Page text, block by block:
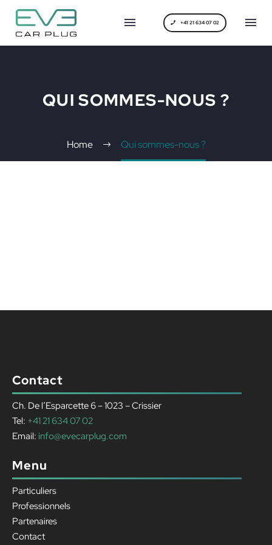
+41 21 634 07 02
QUI SOMMES-NOUS ?
Home Qui sommes-nous ?
Contact
Ch. De l’Esparcette 6 – 1023 – Crissier
Tel: +41 21 634 07 02
Email: info@evecarplug.com
Menu
Particuliers
Professionnels
Partenaires
Contact